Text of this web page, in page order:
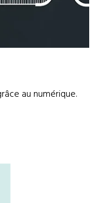
au numérique.